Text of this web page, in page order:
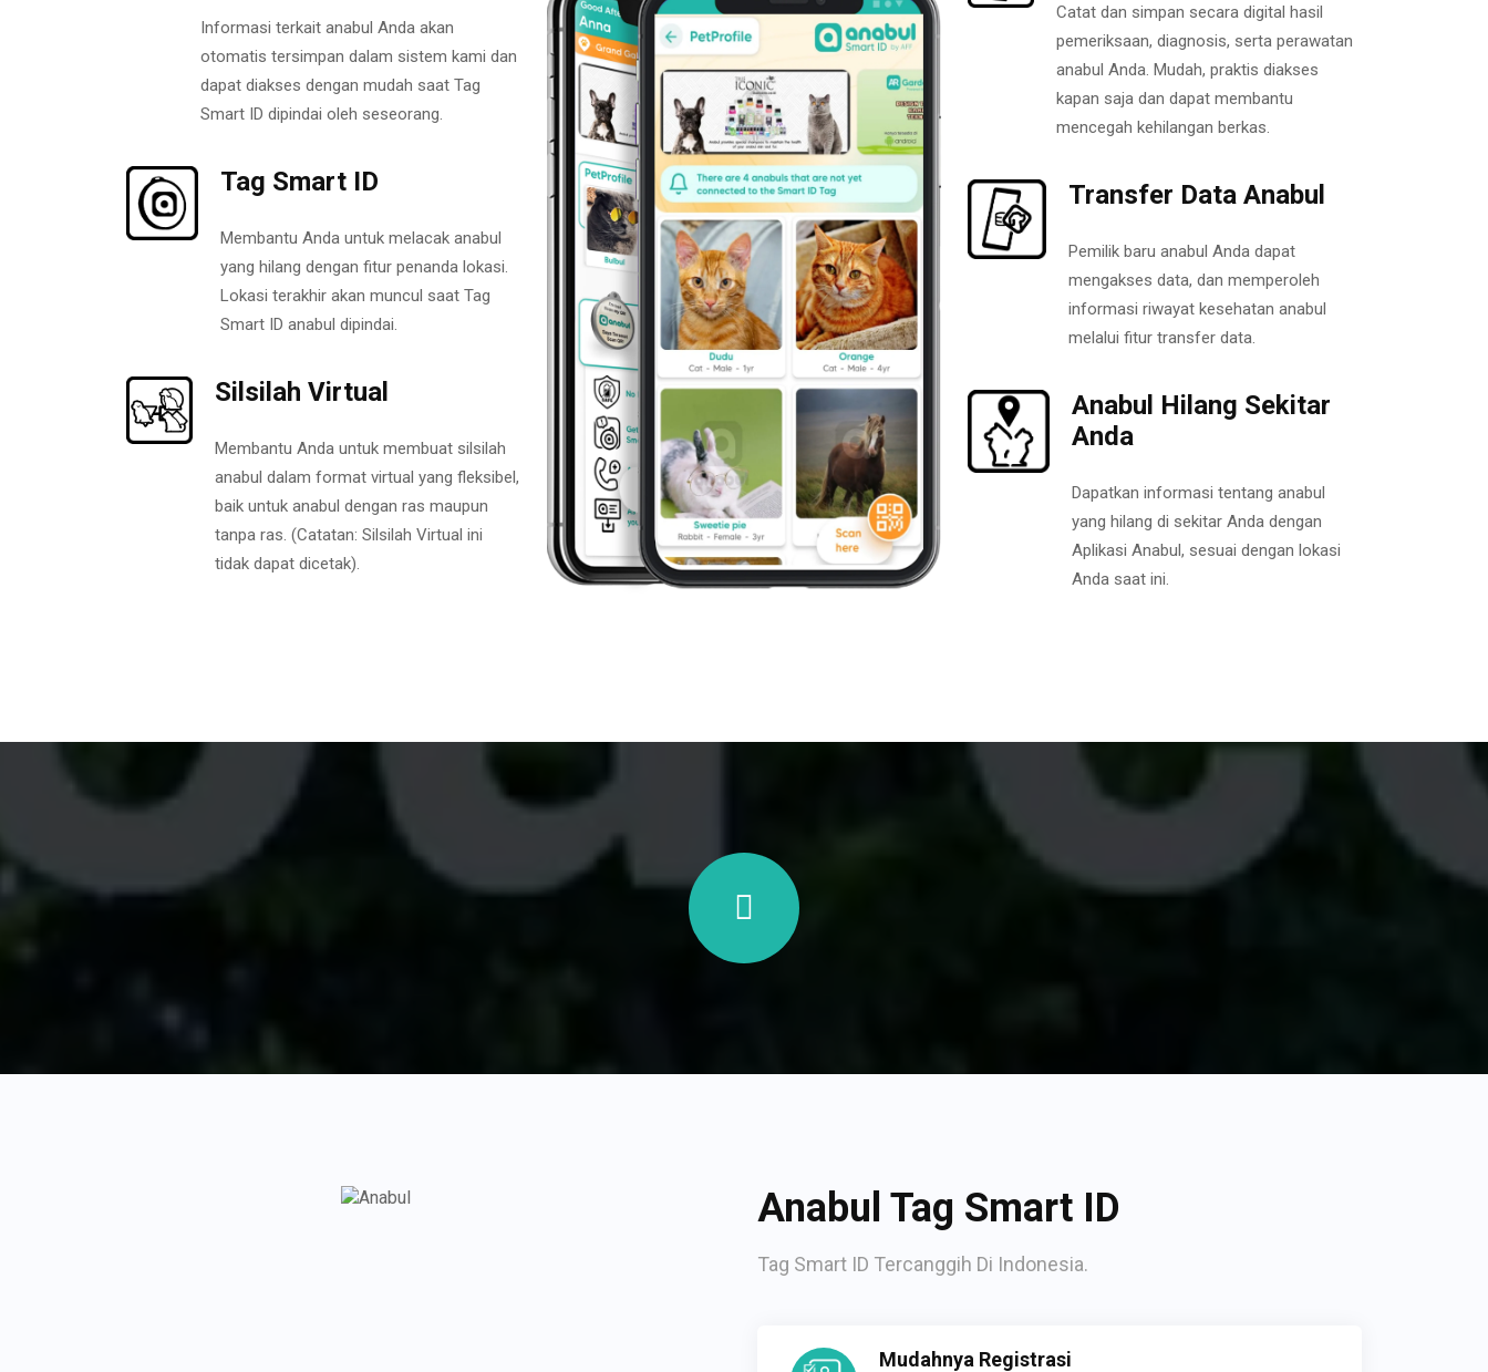
Informasi terkait anabul Anda akan
otomatis tersimpan dalam sistem kami dan
dapat diakses dengan mudah saat Tag
Smart ID dipindai oleh seseorang.
Tag Smart ID
Membantu Anda untuk melacak anabul
yang hilang dengan fitur penanda lokasi.
Lokasi terakhir akan muncul saat Tag
Smart ID anabul dipindai.
Silsilah Virtual
Membantu Anda untuk membuat silsilah
anabul dalam format virtual yang fleksibel,
baik untuk anabul dengan ras maupun
tanpa ras. (Catatan: Silsilah Virtual ini
tidak dapat dicetak).
Catat dan simpan secara digital hasil
pemeriksaan, diagnosis, serta perawatan
anabul Anda. Mudah, praktis diakses
kapan saja dan dapat membantu
mencegah kehilangan berkas.
Transfer Data Anabul
Pemilik baru anabul Anda dapat
mengakses data, dan memperoleh
informasi riwayat kesehatan anabul
melalui fitur transfer data.
Anabul Hilang Sekitar
Anda
Dapatkan informasi tentang anabul
yang hilang di sekitar Anda dengan
Aplikasi Anabul, sesuai dengan lokasi
Anda saat ini.
Anabul Tag Smart ID
Tag Smart ID Tercanggih Di Indonesia.
Mudahnya Registrasi